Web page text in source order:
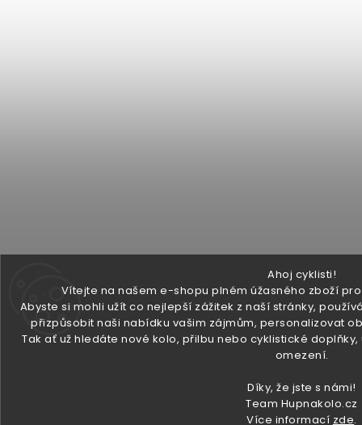
Ahoj cyklisti!
Vítejte na našem e-shopu plném úžasného zboží
Abyste si mohli užít co nejlepší zážitek z naší stránky,
přizpůsobit naši nabídku vašim zájmům, personalizovat
Tak ať už hledáte nové kolo, přilbu nebo cyklistické
omezení.
Díky, že jste s námi!
Team Hupnakolo.cz
Více informací zde.